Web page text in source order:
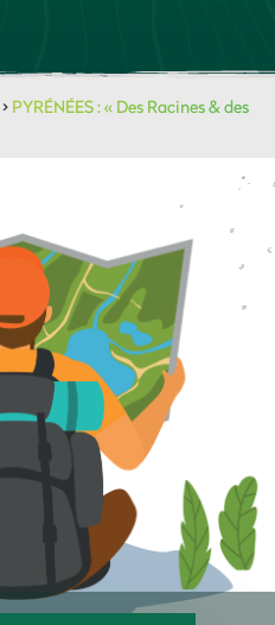
> PYRÉNÉES : « Des Racines & des